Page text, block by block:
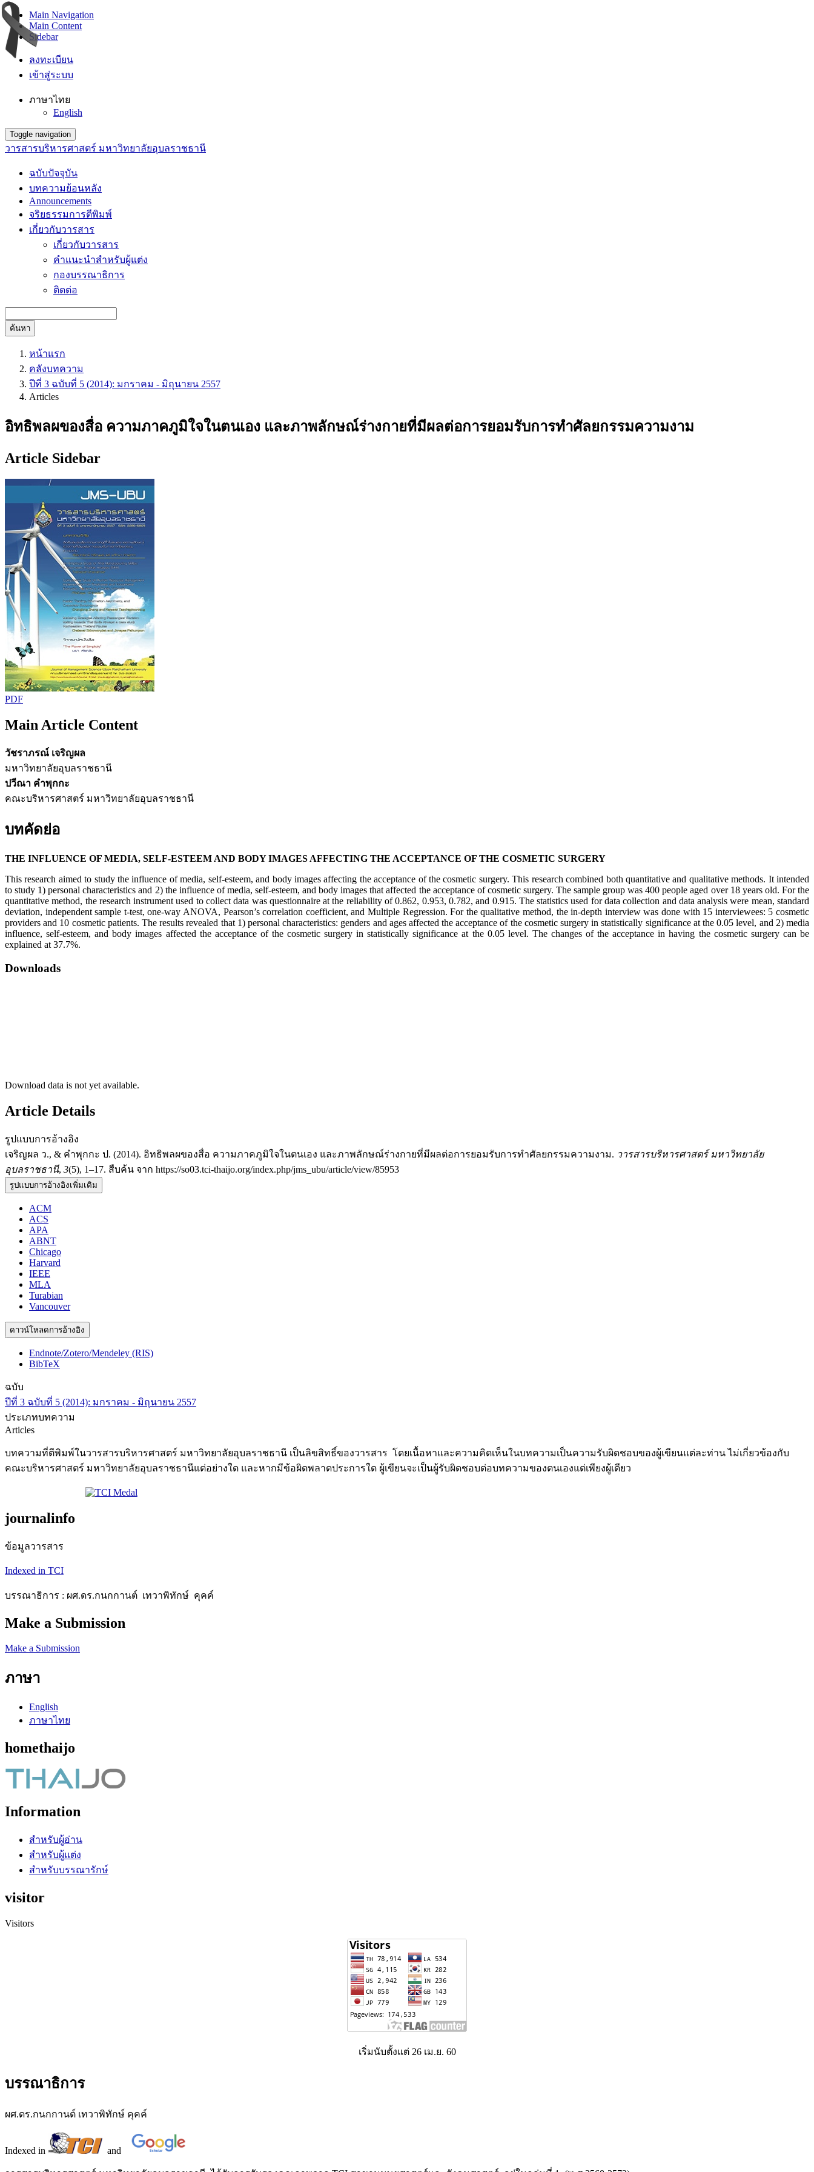
Main Navigation
Main Content
Sidebar
ลงทะเบียน
เข้าสู่ระบบ
ภาษาไทย
English
Toggle navigation
วารสารบริหารศาสตร์ มหาวิทยาลัยอุบลราชธานี
ฉบับปัจจุบัน
บทความย้อนหลัง
Announcements
จริยธรรมการตีพิมพ์
เกี่ยวกับวารสาร
เกี่ยวกับวารสาร
คำแนะนำสำหรับผู้แต่ง
กองบรรณาธิการ
ติดต่อ
ค้นหา
หน้าแรก
คลังบทความ
ปีที่ 3 ฉบับที่ 5 (2014): มกราคม - มิถุนายน 2557
Articles
อิทธิพลผของสื่อ ความภาคภูมิใจในตนเอง และภาพลักษณ์ร่างกายที่มีผลต่อการยอมรับการทำศัลยกรรมความงาม
Article Sidebar
PDF
Main Article Content
วัชราภรณ์ เจริญผล
มหาวิทยาลัยอุบลราชธานี
ปวีณา คำพุกกะ
คณะบริหารศาสตร์ มหาวิทยาลัยอุบลราชธานี
บทคัดย่อ
THE INFLUENCE OF MEDIA, SELF-ESTEEM AND BODY IMAGES AFFECTING THE ACCEPTANCE OF THE COSMETIC SURGERY
This research aimed to study the influence of media, self-esteem, and body images affecting the acceptance of the cosmetic surgery. This research combined both quantitative and qualitative methods. It intended
to study 1) personal characteristics and 2) the influence of media, self-esteem, and body images that affected the acceptance of cosmetic surgery. The sample group was 400 people aged over 18 years old. For the
quantitative method, the research instrument used to collect data was questionnaire at the reliability of 0.862, 0.953, 0.782, and 0.915. The statistics used for data collection and data analysis were mean, standard
deviation, independent sample t-test, one-way ANOVA, Pearson’s correlation coefficient, and Multiple Regression. For the qualitative method, the in-depth interview was done with 15 interviewees: 5 cosmetic
providers and 10 cosmetic patients. The results revealed that 1) personal characteristics: genders and ages affected the acceptance of the cosmetic surgery in statistically significance at the 0.05 level, and 2) media
influence, self-esteem, and body images affected the acceptance of the cosmetic surgery in statistically significance at the 0.05 level. The changes of the acceptance in having the cosmetic surgery can be
explained at 37.7%.
Downloads
Download data is not yet available.
Article Details
รูปแบบการอ้างอิง
เจริญผล ว., & คำพุกกะ ป. (2014). อิทธิพลผของสื่อ ความภาคภูมิใจในตนเอง และภาพลักษณ์ร่างกายที่มีผลต่อการยอมรับการทำศัลยกรรมความงาม. วารสารบริหารศาสตร์ มหาวิทยาลัย
อุบลราชธานี, 3(5), 1–17. สืบค้น จาก https://so03.tci-thaijo.org/index.php/jms_ubu/article/view/85953
รูปแบบการอ้างอิงเพิ่มเติม
ACM
ACS
APA
ABNT
Chicago
Harvard
IEEE
MLA
Turabian
Vancouver
ดาวน์โหลดการอ้างอิง
Endnote/Zotero/Mendeley (RIS)
BibTeX
ฉบับ
ปีที่ 3 ฉบับที่ 5 (2014): มกราคม - มิถุนายน 2557
ประเภทบทความ
Articles
บทความที่ตีพิมพ์ในวารสารบริหารศาสตร์ มหาวิทยาลัยอุบลราชธานี เป็นลิขสิทธิ์ของวารสาร โดยเนื้อหาและความคิดเห็นในบทความเป็นความรับผิดชอบของผู้เขียนแต่ละท่าน ไม่เกี่ยวข้องกับ
คณะบริหารศาสตร์ มหาวิทยาลัยอุบลราชธานีแต่อย่างใด และหากมีข้อผิดพลาดประการใด ผู้เขียนจะเป็นผู้รับผิดชอบต่อบทความของตนเองแต่เพียงผู้เดียว
journalinfo
ข้อมูลวารสาร
Indexed in TCI
บรรณาธิการ : ผศ.ดร.กนกกานต์ เทวาพิทักษ์ คุคค์
Make a Submission
Make a Submission
ภาษา
English
ภาษาไทย
homethaijo
Information
สำหรับผู้อ่าน
สำหรับผู้แต่ง
สำหรับบรรณารักษ์
visitor
Visitors
เริ่มนับตั้งแต่ 26 เม.ย. 60
บรรณาธิการ
ผศ.ดร.กนกกานต์ เทวาพิทักษ์ คุคค์
Indexed in and